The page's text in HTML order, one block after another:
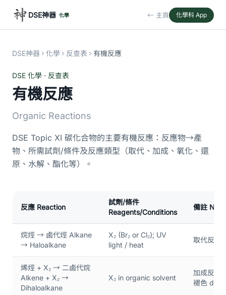
DSE神器 化學 ← 主頁 化學科 App
DSE神器 化學 反查表 有機反應
DSE 化學 · 反查表
有機反應
Organic Reactions
DSE Topic XI 碳化合物的主要有機反應：反應物→產
物、所需試劑/條件及反應類型（取代、加成、氧化、還
原、水解、酯化等）。
反應 Reaction
試劑/條件
Reagents/Conditions
備註
烷烴 → 鹵代烴 Alkane
→ Haloalkane
X₂ (Br₂ or Cl₂); UV
light / heat
取代反應
烯烴 + X₂ → 二鹵代烷
Alkene + X₂ →
Dihaloalkane
X₂ in organic solvent
加成反應
褪色